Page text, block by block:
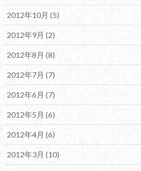
2012年10月 (5)
2012年9月 (2)
2012年8月 (8)
2012年7月 (7)
2012年6月 (7)
2012年5月 (6)
2012年4月 (6)
2012年3月 (10)